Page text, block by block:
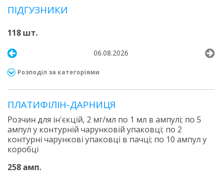
ПІДГУЗНИКИ
118 шт.
06.08.2026
Розподіл за категоріями
ПЛАТИФІЛІН-ДАРНИЦЯ
Розчин для ін'єкцій, 2 мг/мл по 1 мл в ампулі; по 5
ампул у контурній чарунковій упаковці; по 2
контурні чарункові упаковці в пачці; по 10 ампул у
коробці
258 амп.